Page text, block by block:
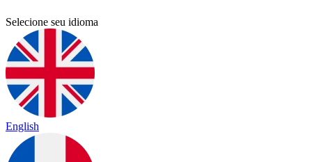
Selecione seu idioma
English